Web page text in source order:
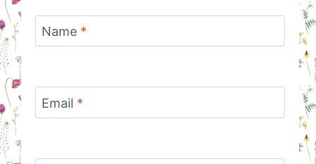
Name *
Email *